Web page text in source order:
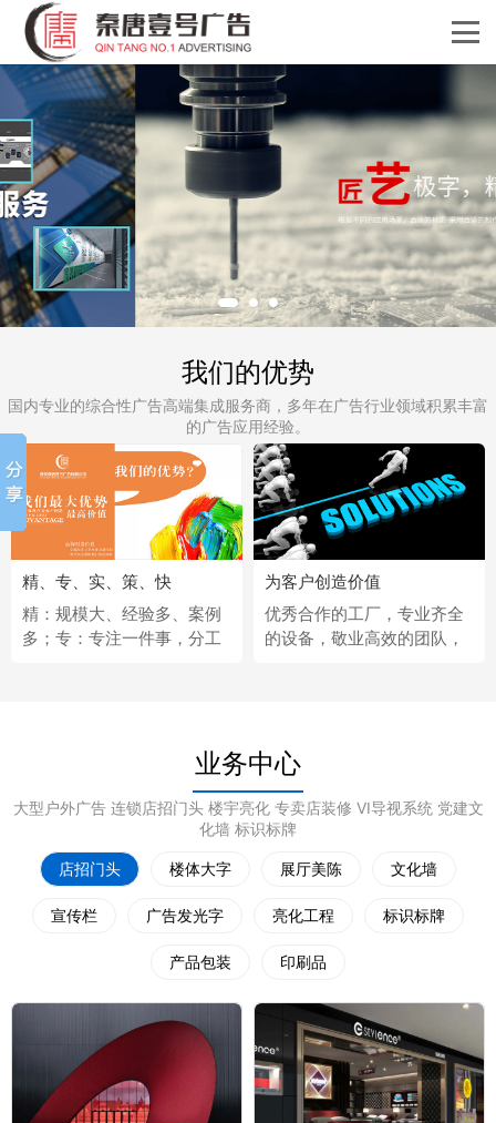
我们的优势
国内专业的综合性广告高端集成服务商，多年在广告行业领域积累丰富
的广告应用经验。
精、专、实、策、快
精：规模大、经验多、案例
多；专：专注一件事，分工
为客户创造价值
优秀合作的工厂，专业齐全
的设备，敬业高效的团队，
业务中心
大型户外广告 连锁店招门头 楼宇亮化 专卖店装修 VI导视系统 党建文
化墙 标识标牌
店招门头 楼体大字 展厅美陈 文化墙
宣传栏 广告发光字 亮化工程 标识标牌
产品包装 印刷品